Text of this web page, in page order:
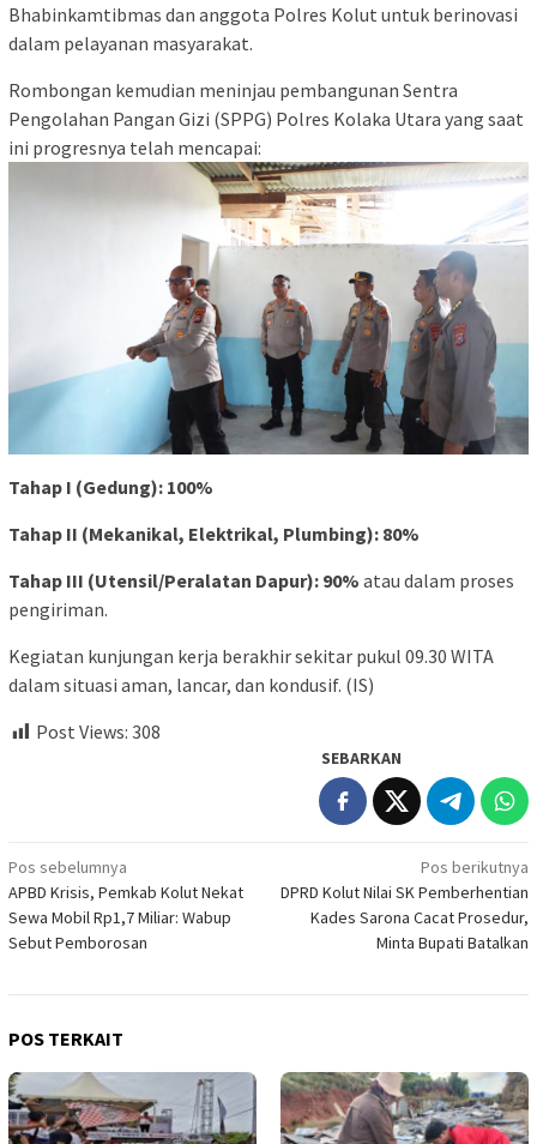
Bhabinkamtibmas dan anggota Polres Kolut untuk berinovasi
dalam pelayanan masyarakat.
Rombongan kemudian meninjau pembangunan Sentra
Pengolahan Pangan Gizi (SPPG) Polres Kolaka Utara yang saat
ini progresnya telah mencapai:
Tahap I (Gedung): 100%
Tahap II (Mekanikal, Elektrikal, Plumbing): 80%
Tahap III (Utensil/Peralatan Dapur): 90% atau dalam proses
pengiriman.
Kegiatan kunjungan kerja berakhir sekitar pukul 09.30 WITA
dalam situasi aman, lancar, dan kondusif. (IS)
Post Views: 308
SEBARKAN
Navigasi
pos
Pos sebelumnya
APBD Krisis, Pemkab Kolut Nekat
Sewa Mobil Rp1,7 Miliar: Wabup
Sebut Pemborosan
Pos berikutnya
DPRD Kolut Nilai SK Pemberhentian
Kades Sarona Cacat Prosedur,
Minta Bupati Batalkan
POS TERKAIT